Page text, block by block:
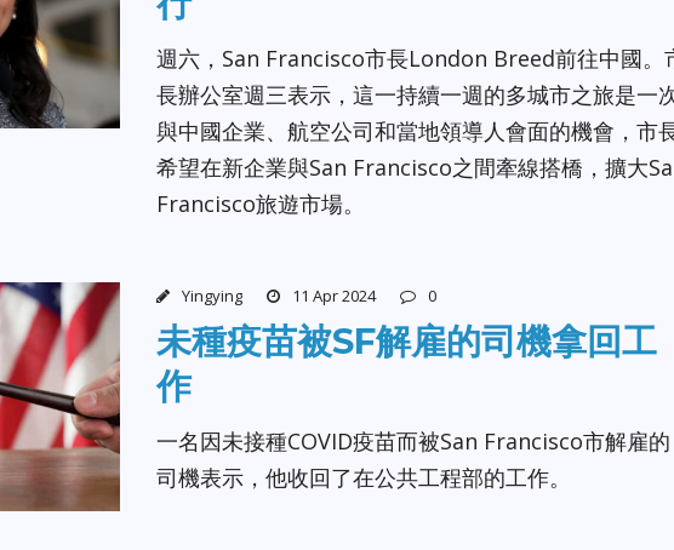
週六，San Francisco市長London Breed前往中國。
長辦公室週三表示，這一持續一週的多城市之旅是一
與中國企業、航空公司和當地領導人會面的機會，市
希望在新企業與San Francisco之間牽線搭橋，擴大
Francisco旅遊市場。
Yingying 11 Apr 2024 0
未種疫苗被SF解雇的司機拿回工
作
一名因未接種COVID疫苗而被San Francisco市解雇的
司機表示，他收回了在公共工程部的工作。